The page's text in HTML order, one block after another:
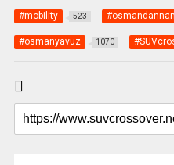
#mobility 523
#osmanyavuz 1070